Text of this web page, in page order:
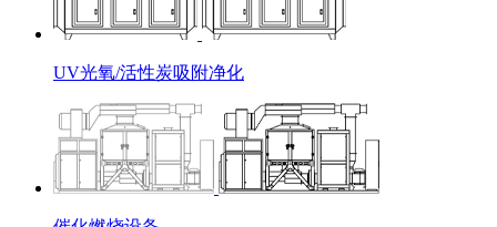
UV光氧/活性炭吸附净化